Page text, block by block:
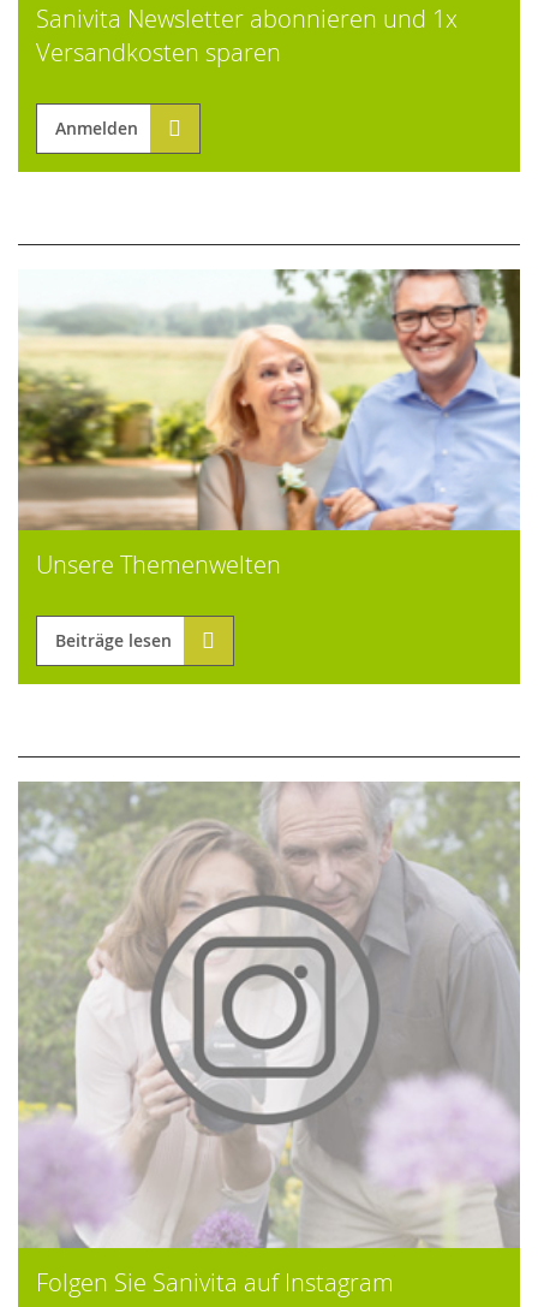
Sanivita Newsletter abonnieren und 1x
Versandkosten sparen
Anmelden
Unsere Themenwelten
Beiträge lesen
Folgen Sie Sanivita auf Instagram